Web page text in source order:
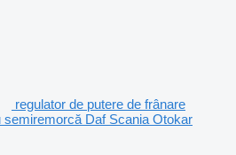
regulator de putere de frânare
semiremorcă Daf Scania Otokar